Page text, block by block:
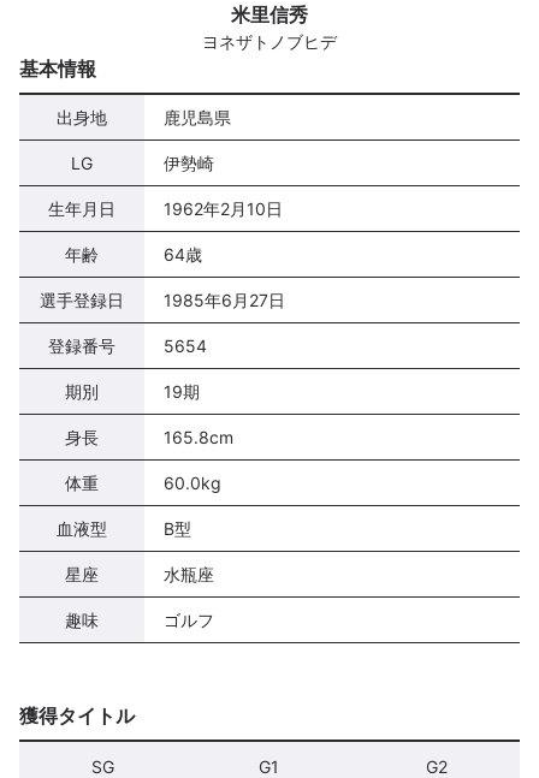
米里信秀
ヨネザトノブヒデ
基本情報
出身地 鹿児島県
LG 伊勢崎
生年月日 1962年2月10日
年齢 64歳
選手登録日 1985年6月27日
登録番号 5654
期別 19期
身長 165.8cm
体重 60.0kg
血液型 B型
星座 水瓶座
趣味 ゴルフ
獲得タイトル
SG G1 G2